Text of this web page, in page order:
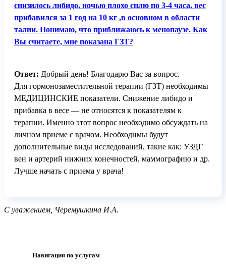
снизилось либидо, ночью плохо сплю по 3-4 часа, вес
прибавился за 1 год на 10 кг ,в основном в области
талии. Понимаю, что приближаюсь к менопаузе. Как
Вы считаете, мне показана ГЗТ?
Ответ: Добрый день! Благодарю Вас за вопрос.
Для гормонозаместительной терапии (ГЗТ) необходимы
МЕДИЦИНСКИЕ показатели. Снижение либидо и
прибавка в весе — не относятся к показателям к
терапии. Именно этот вопрос необходимо обсуждать на
личном приеме с врачом. Необходимы будут
дополнительные виды исследований, такие как: УЗДГ
вен и артерий нижних конечностей, маммографию и др.
Лучше начать с приема у врача!
С уважением, Черемушкина И.А.
Навигация по услугам